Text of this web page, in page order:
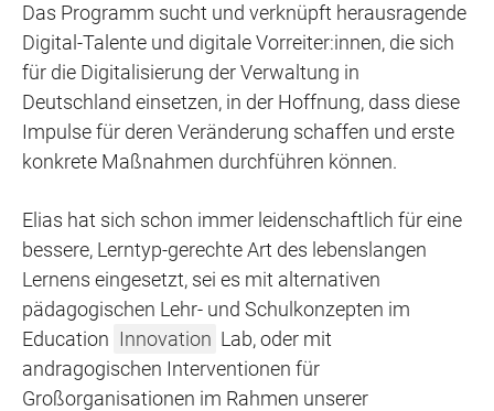
Das Programm sucht und verknüpft herausragende
Digital-Talente und digitale Vorreiter:innen, die sich
für die Digitalisierung der Verwaltung in
Deutschland einsetzen, in der Hoffnung, dass diese
Impulse für deren Veränderung schaffen und erste
konkrete Maßnahmen durchführen können.
Elias hat sich schon immer leidenschaftlich für eine
bessere, Lerntyp-gerechte Art des lebenslangen
Lernens eingesetzt, sei es mit alternativen
pädagogischen Lehr- und Schulkonzepten im
Education Innovation Lab, oder mit
andragogischen Interventionen für
Großorganisationen im Rahmen unserer